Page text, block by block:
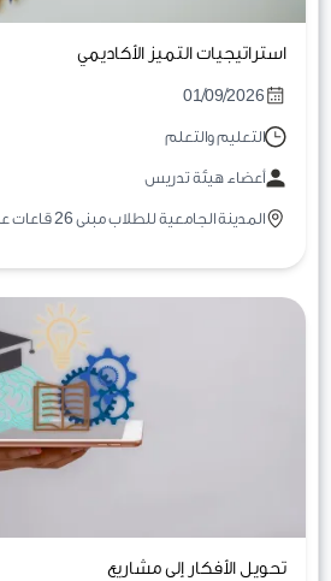
استراتيجيات التميز الأكاديمي
01/09/2026
التعليم والتعلم
أعضاء هيئة تدريس
المدينة الجامعية للطلاب مبنى 26 قاعات عمادة تطوير المهارات
تحويل الأفكار إلى مشاريع